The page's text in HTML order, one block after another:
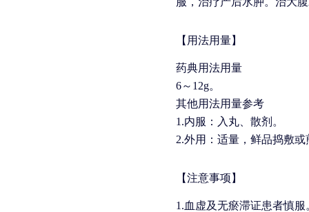
【用法用量】
药典用法用量
6～12g。
其他用法用量参考
1.内服：入丸、散剂。
2.外用：适量，鲜品捣敷
【注意事项】
1.血虚及无瘀滞证患者慎服